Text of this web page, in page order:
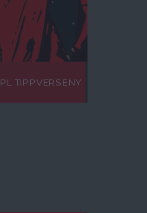
PL TIPPVERSENY